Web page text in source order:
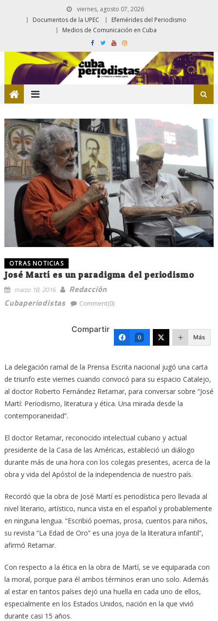
viernes, agosto 07, 2026
Documentos de la UPEC
Efemérides del Periodismo
Medios de Comunicación en Cuba
OTRAS NOTICIAS
José Martí es un paradigma del periodismo
marzo 18, 2016
Redacción
Cubaperiodistas
Comment(0)
Compartir
0 Más
La delegación ramal de la Prensa Escrita nacional jugó una carta
de triunfo este viernes cuando convocó para su espacio Catalejo,
al doctor Roberto Fernández Retamar, para conversar sobre “José
Martí: Periodismo, literatura y ética. Una mirada desde la
contemporaneidad”.
El doctor Retamar, reconocido intelectual cubano y actual
presidente de la Casa de las Américas, estableció un diálogo
durante más de una hora con los colegas presentes, acerca de la
obra y vida del Apóstol de la independencia de nuestro país.
Recordó que la obra de José Martí es periodística pero llevada al
nivel literario, artístico, nunca vista en el español y probablemente
en ninguna lengua. “Escribió poemas, prosa, cuentos para niños,
su revista “La Edad de Oro” es una joya de la literatura infantil”,
afirmó Retamar.
Con respecto a la ética en la obra de Martí, se ve equiparada con
la moral, porque para él ambos términos eran uno solo. Además
al estar en tantos países dejó una huella en cada uno de ellos,
especialmente en los Estados Unidos, nación en la que vivió
durante casi 15 años.